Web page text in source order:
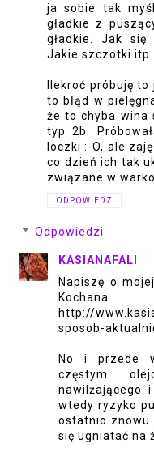
ja sobie tak
gładkie z
gładkie. Jak
Jakie szczotki itp
Ilekroć próbuję
to błąd w
że to chyba wina
typ 2b.
loczki :-O, ale
co dzień ich tak
związane w
ODPOWIEDZ
Odpowiedzi
KASIANAFALI
Napiszę o
http://
sposob-
No i przede
częstym
nawilżającego
wtedy ryzyko
ostatnio znowu
się ugniatać na